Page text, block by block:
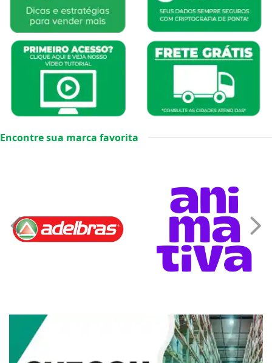
Encontre sua marca favorita